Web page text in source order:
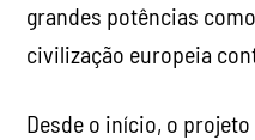
grandes potências
civilização europeia
Desde o início, o